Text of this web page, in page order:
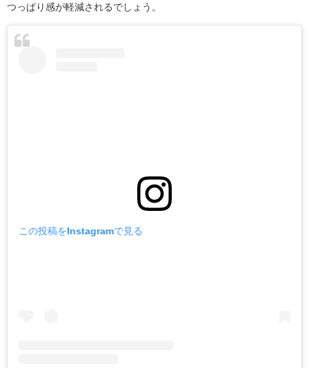
つっぱり感が軽減されるでしょう。
この投稿をInstagramで見る